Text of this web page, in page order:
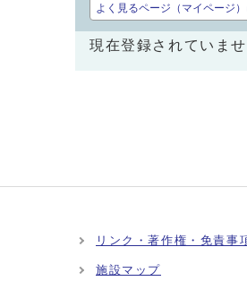
よく見るページ（マイページ
現在登録されていませ
リンク・著作権・免責事
施設マップ